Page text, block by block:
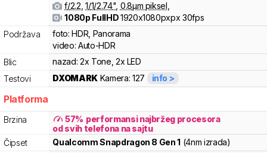
f/2.2 1/1/2.74" 0.8µm piksel
1080p FullHD1920x1080pxpx30fps
Podržava
foto: HDR, Panorama
video: Auto-HDR
Blic
nazad: 2x Tone, 2x LED
Testovi
DXOMARK Kamera: 127 info >
Platforma
Brzina 57% performansi najbržeg procesora
od svih telefona na sajtu
Čipset
QualcommSnapdragon 8 Gen 1 (4nm izrada)